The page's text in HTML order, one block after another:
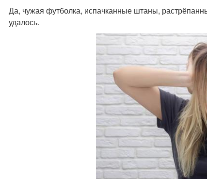
Да, чужая футболка, испачканные штаны,
удалось.